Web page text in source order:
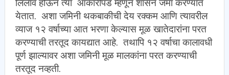
येतात. अशा जमिनी थकबाकीची देय रक्कम आणि त्यावरील
व्याज १२ वर्षाच्या आत भरणा केल्यास मूळ खातेदारांना परत
करण्याची तरतूद कायद्यात आहे. तथापि १२ वर्षाचा कालावधी
पूर्ण झाल्यावर अशा जमिनी मूळ मालकांना परत करण्याची
तरतूद नव्हती.